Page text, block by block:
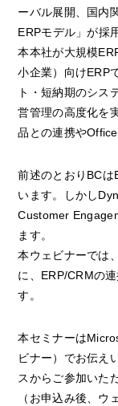
ーバル展開、国内
ERPモデル」が採
本本社が大規模
小企業）向けERP
ト・短納期のシス
営管理の高度化を
品との連携や
前述のとおりBC
います。しかし
Customer
ます。
本ウェビナーでは
に、ERP/CRMの
す。
本セミナーは
ビナー）でお伝え
スからご参加いた
（お申込み後、ウ